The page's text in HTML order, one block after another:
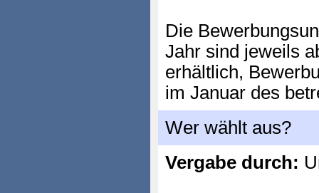
Die
Jahr sind jeweils
erhältlich,
im Januar des
Wer wählt aus?
Vergabe durch: